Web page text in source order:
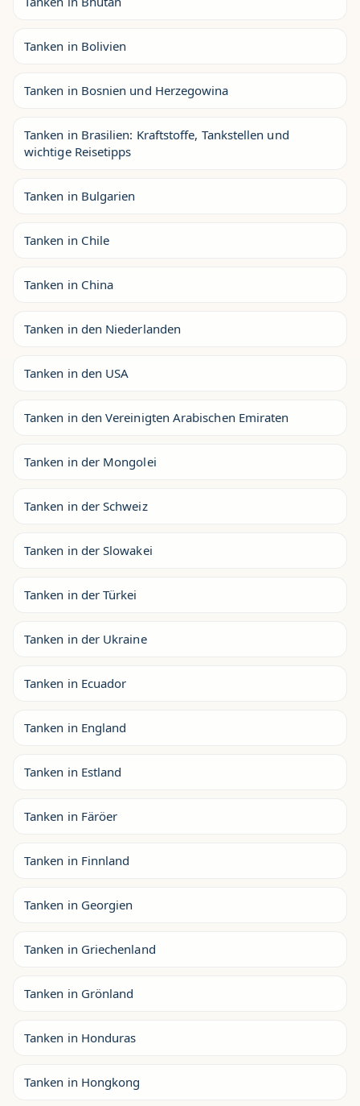
Tanken in Bolivien
Tanken in Bosnien und Herzegowina
Tanken in Brasilien: Kraftstoffe, Tankstellen und
wichtige Reisetipps
Tanken in Bulgarien
Tanken in Chile
Tanken in China
Tanken in den Niederlanden
Tanken in den USA
Tanken in den Vereinigten Arabischen Emiraten
Tanken in der Mongolei
Tanken in der Schweiz
Tanken in der Slowakei
Tanken in der Türkei
Tanken in der Ukraine
Tanken in Ecuador
Tanken in England
Tanken in Estland
Tanken in Färöer
Tanken in Finnland
Tanken in Georgien
Tanken in Griechenland
Tanken in Grönland
Tanken in Honduras
Tanken in Hongkong